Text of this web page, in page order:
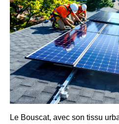
Le Bouscat, avec son tissu